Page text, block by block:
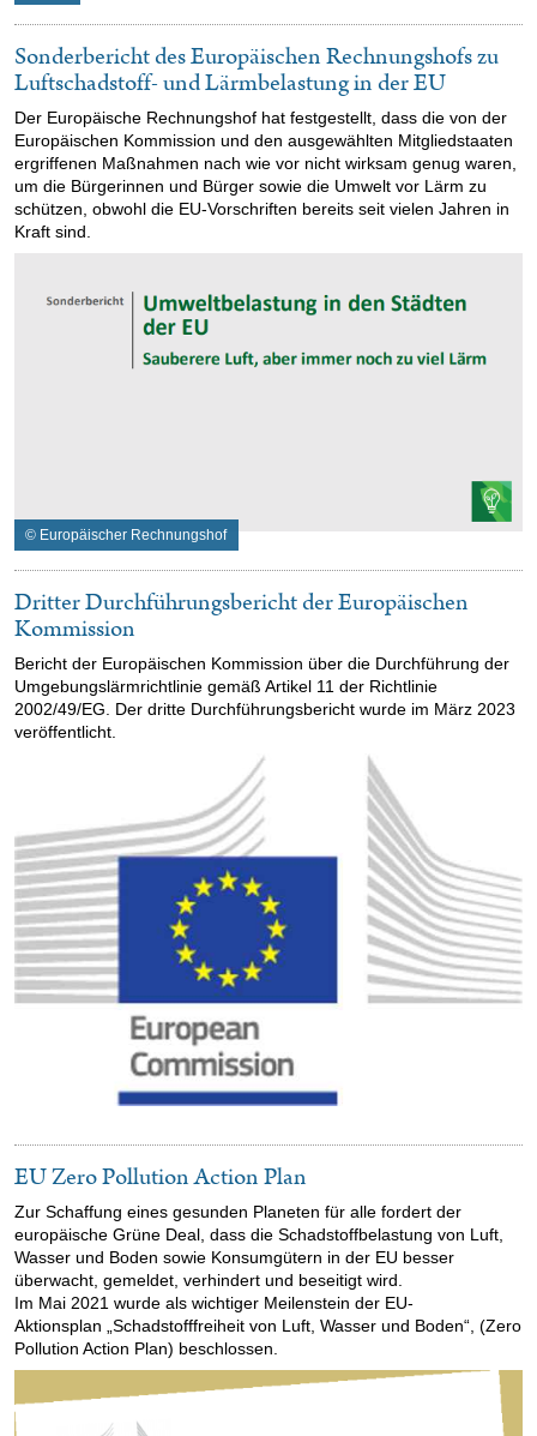
Sonderbericht des Europäischen Rechnungshofs zu
Luftschadstoff- und Lärmbelastung in der EU
Der Europäische Rechnungshof hat festgestellt, dass die von der
Europäischen Kommission und den ausgewählten Mitgliedstaaten
ergriffenen Maßnahmen nach wie vor nicht wirksam genug waren,
um die Bürgerinnen und Bürger sowie die Umwelt vor Lärm zu
schützen, obwohl die EU-Vorschriften bereits seit vielen Jahren in
Kraft sind.
© Europäischer Rechnungshof
Dritter Durchführungsbericht der Europäischen
Kommission
Bericht der Europäischen Kommission über die Durchführung der
Umgebungslärmrichtlinie gemäß Artikel 11 der Richtlinie
2002/49/EG. Der dritte Durchführungsbericht wurde im März 2023
veröffentlicht.
EU Zero Pollution Action Plan
Zur Schaffung eines gesunden Planeten für alle fordert der
europäische Grüne Deal, dass die Schadstoffbelastung von Luft,
Wasser und Boden sowie Konsumgütern in der EU besser
überwacht, gemeldet, verhindert und beseitigt wird.
Im Mai 2021 wurde als wichtiger Meilenstein der EU-
Aktionsplan „Schadstofffreiheit von Luft, Wasser und Boden“, (Zero
Pollution Action Plan) beschlossen.